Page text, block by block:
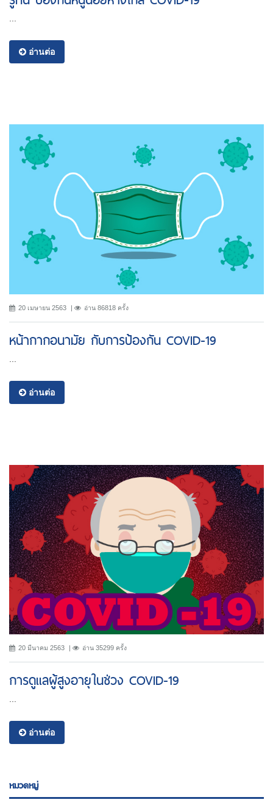
อ่านต่อ
20 เมษายน 2563 อ่าน 86818 ครั้ง
หน้ากากอนามัย กับการป้องกัน COVID-19
อ่านต่อ
20 มีนาคม 2563 อ่าน 35299 ครั้ง
การดูแลผู้สูงอายุในช่วง COVID-19
...
อ่านต่อ
หมวดหมู่